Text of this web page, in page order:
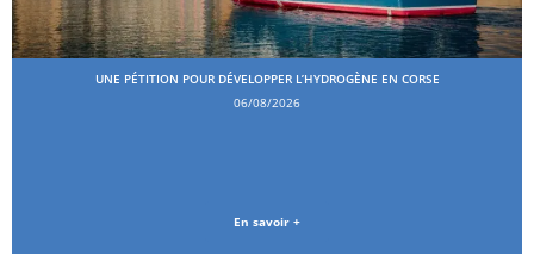
UNE PÉTITION POUR DÉVELOPPER L’HYDROGÈNE EN CORSE
06/08/2026
En savoir +